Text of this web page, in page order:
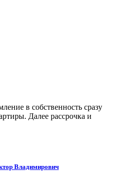
в собственность сразу
Далее рассрочка и
Владимирович